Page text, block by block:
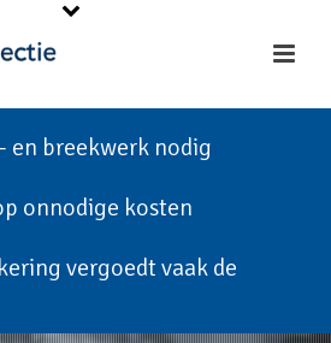
en breekwerk nodig
onnodige kosten
vergoedt vaak de